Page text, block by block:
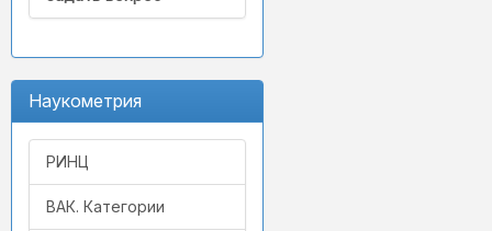
Наукометрия
РИНЦ
ВАК. Категории